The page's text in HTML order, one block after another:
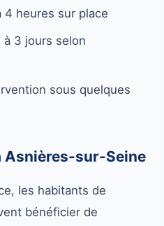
4 heures sur place
à 3 jours selon
sous quelques
Asnières-sur-Seine
les habitants de
bénéficier de